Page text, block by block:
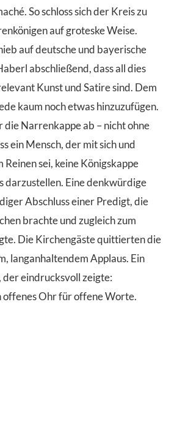
So schloss sich der Kreis zu
auf groteske Weise.
auf deutsche und bayerische
abschließend, dass all dies
Kunst und Satire sind. Dem
kaum noch etwas hinzuzufügen.
die Narrenkappe ab – nicht ohne
ein Mensch, der mit sich und
Reinen sei, keine Königskappe
darzustellen. Eine denkwürdige
Abschluss einer Predigt, die
brachte und zugleich zum
Die Kirchengäste quittierten die
langanhaltendem Applaus. Ein
der eindrucksvoll zeigte:
offenes Ohr für offene Worte.